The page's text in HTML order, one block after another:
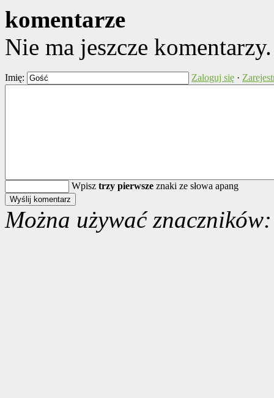
komentarze
Nie ma jeszcze
Imię: Zaloguj się ·
Wpisz trzy pierwsze znaki ze słowa apang
Można używać znaczników: